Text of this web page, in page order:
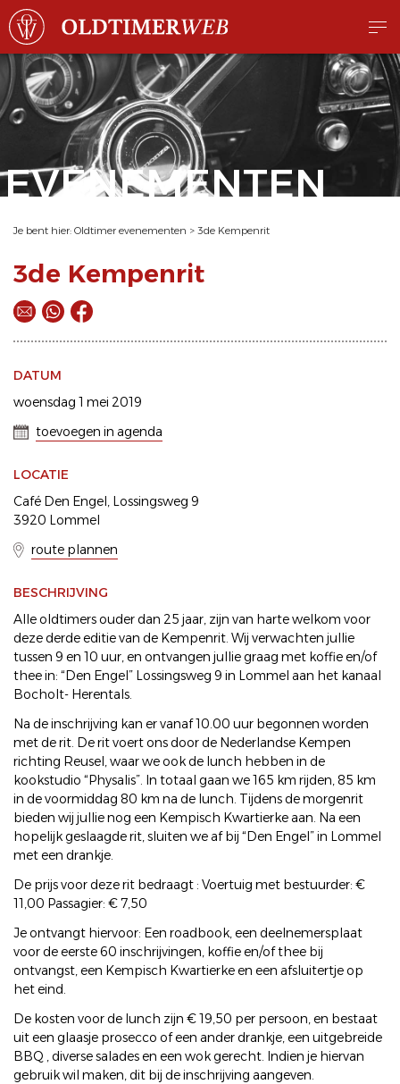
EVENEMENTEN
Je bent hier: Oldtimer evenementen > 3de Kempenrit
3de Kempenrit
DATUM
woensdag 1 mei 2019
toevoegen in agenda
LOCATIE
Café Den Engel, Lossingsweg 9
3920 Lommel
route plannen
BESCHRIJVING
Alle oldtimers ouder dan 25 jaar, zijn van harte welkom voor
deze derde editie van de Kempenrit. Wij verwachten jullie
tussen 9 en 10 uur, en ontvangen jullie graag met koffie en/of
thee in: “Den Engel” Lossingsweg 9 in Lommel aan het kanaal
Bocholt- Herentals.
Na de inschrijving kan er vanaf 10.00 uur begonnen worden
met de rit. De rit voert ons door de Nederlandse Kempen
richting Reusel, waar we ook de lunch hebben in de
kookstudio “Physalis”. In totaal gaan we 165 km rijden, 85 km
in de voormiddag 80 km na de lunch. Tijdens de morgenrit
bieden wij jullie nog een Kempisch Kwartierke aan. Na een
hopelijk geslaagde rit, sluiten we af bij “Den Engel” in Lommel
met een drankje.
De prijs voor deze rit bedraagt : Voertuig met bestuurder: €
11,00 Passagier: € 7,50
Je ontvangt hiervoor: Een roadbook, een deelnemersplaat
voor de eerste 60 inschrijvingen, koffie en/of thee bij
ontvangst, een Kempisch Kwartierke en een afsluitertje op
het eind.
De kosten voor de lunch zijn € 19,50 per persoon, en bestaat
uit een glaasje prosecco of een ander drankje, een uitgebreide
BBQ , diverse salades en een wok gerecht. Indien je hiervan
gebruik wil maken, dit bij de inschrijving aangeven.